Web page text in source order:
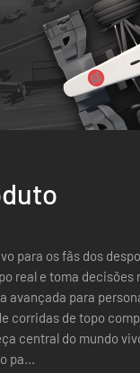
para os fãs dos
avançada para
pa...